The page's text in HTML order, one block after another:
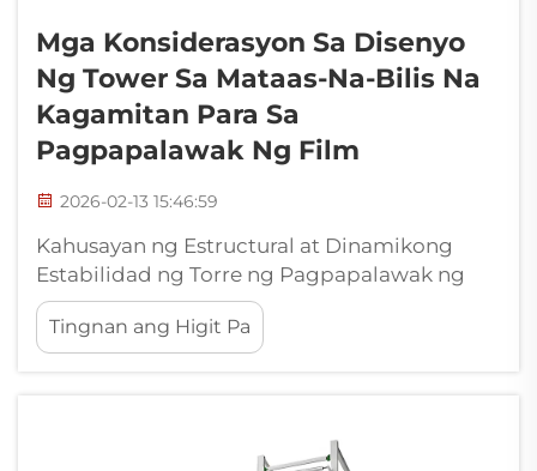
Mga Konsiderasyon Sa Disenyo
Ng Tower Sa Mataas-Na-Bilis Na
Kagamitan Para Sa
Pagpapalawak Ng Film
2026-02-13 15:46:59
Kahusayan ng Estructural at Dinamikong
Estabilidad ng Torre ng Pagpapalawak ng
Film: Pamamahala sa mga Dinamikong Load
at Vibrasyon sa Mataas na Bilis ng Linya.
Kapag tumatakbo sa higit sa 100 metro kada
dinamikong problema na talagang s...
Tingnan ang Higit Pa